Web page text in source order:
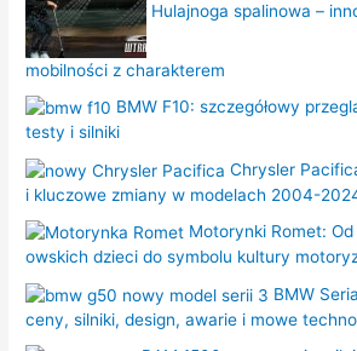
Hulajnoga spalinowa –
mobilności z charakterem
BMW F10: szczegółowy
testy i silniki
Chrysler
i kluczowe zmiany w modelach 2004-
Motorynki Romet:
owskich dzieci do symbolu kultury
BMW
ceny, silniki, design, awarie i mowe